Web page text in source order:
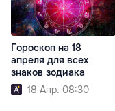
Гороскоп на 18
апреля для всех
знаков зодиака
18 Апр. 08:30